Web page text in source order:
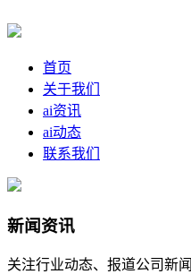
首页
关于我们
ai资讯
ai动态
联系我们
新闻资讯
关注行业动态、报道公司新闻